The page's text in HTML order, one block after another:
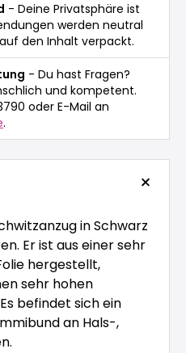
- Deine Privatsphäre ist
werden neutral
den Inhalt verpackt.
- Du hast Fragen?
und kompetent.
oder E-Mail an
.
in Schwarz
Er ist aus einer sehr
hergestellt,
sehr hohen
befindet sich ein
an Hals-,